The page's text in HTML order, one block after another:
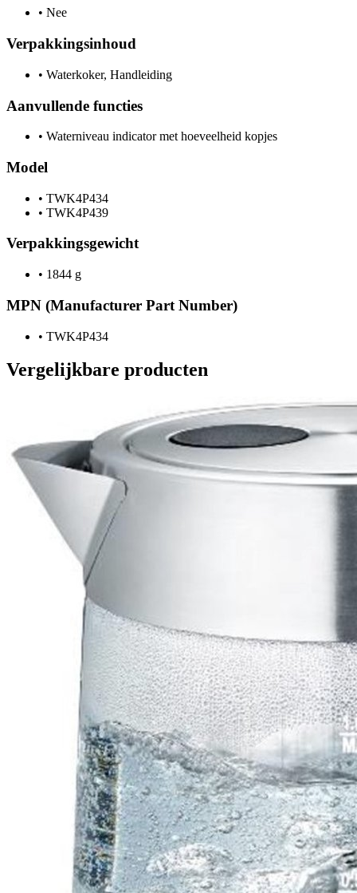
• Nee
Verpakkingsinhoud
• Waterkoker, Handleiding
Aanvullende functies
• Waterniveau indicator met hoeveelheid kopjes
Model
• TWK4P434
• TWK4P439
Verpakkingsgewicht
• 1844 g
MPN (Manufacturer Part Number)
• TWK4P434
Vergelijkbare producten